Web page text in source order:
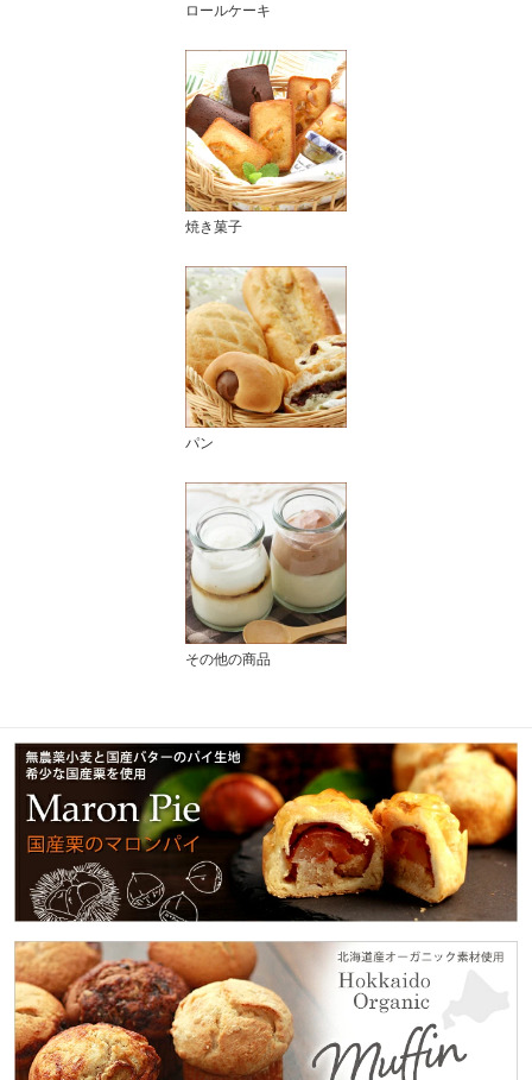
ロールケーキ
焼き菓子
パン
その他の商品